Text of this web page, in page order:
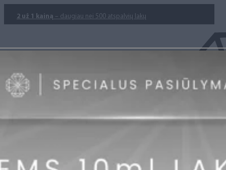
2 už 1 kainą – daugiau nei 500 atspalvių lakų